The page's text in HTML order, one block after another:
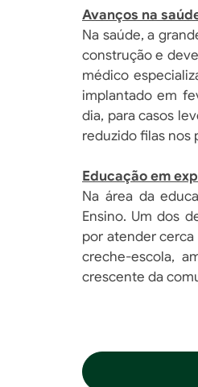
Avanços na
Na saúde, a
construção e
médico
implantado em
dia, para casos
reduzido filas nos
Educação em
Na área da
Ensino. Um dos
por atender cerca
creche-escola,
crescente da